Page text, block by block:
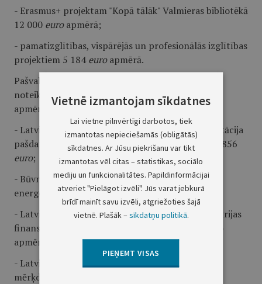
- Erasmus+ projektam "Kopā tālāk" Valmieras bibliotēkā
12 000 euroapmērā;
- pamatizglītības, vispārējās un profesionālās izglītības
projektiem 5 184euroapmērā.
Pašvaldību saņemtie transferti no valsts budžeta
noteiktam mērķim samazinās par 1 310 855
apmērā, tai skaitā:
- Latvijas Republikas Kultūras ministrijas mērķdotācija
pašdarbnieku kolektīvu vadītāju atalgojumam 31 856
euro;
- Būvniecības valsts kontroles biroja finansējums
energoresursu atbalstam 90 020euroapmērā;
- Latvijas Republikas Izglītības un zinātnes ministrijas
finansējums mācību līdzekļu iegādei 155 206 euro
apmērā;
- Latvijas Republikas Satiksmes ministrijas
mērķdotācija autoceļu uzturēšanai 141 356
Vietnē izmantojam sīkdatnes
Lai vietne pilnvērtīgi darbotos, tiek
izmantotas nepieciešamās (obligātās)
sīkdatnes. Ar Jūsu piekrišanu var tikt
izmantotas vēl citas – statistikas, sociālo
mediju un funkcionalitātes. Papildinformācijai
atveriet "Pielāgot izvēli". Jūs varat jebkurā
brīdī mainīt savu izvēli, atgriežoties šajā
vietnē. Plašāk –sīkdatņu politikā.
PIEŅEMT VISAS